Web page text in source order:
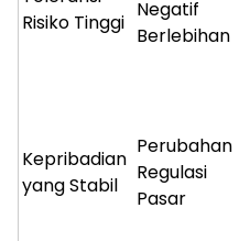
Risiko Tinggi
Negatif
Berlebihan
Kepribadian
yang Stabil
Perubahan
Regulasi
Pasar